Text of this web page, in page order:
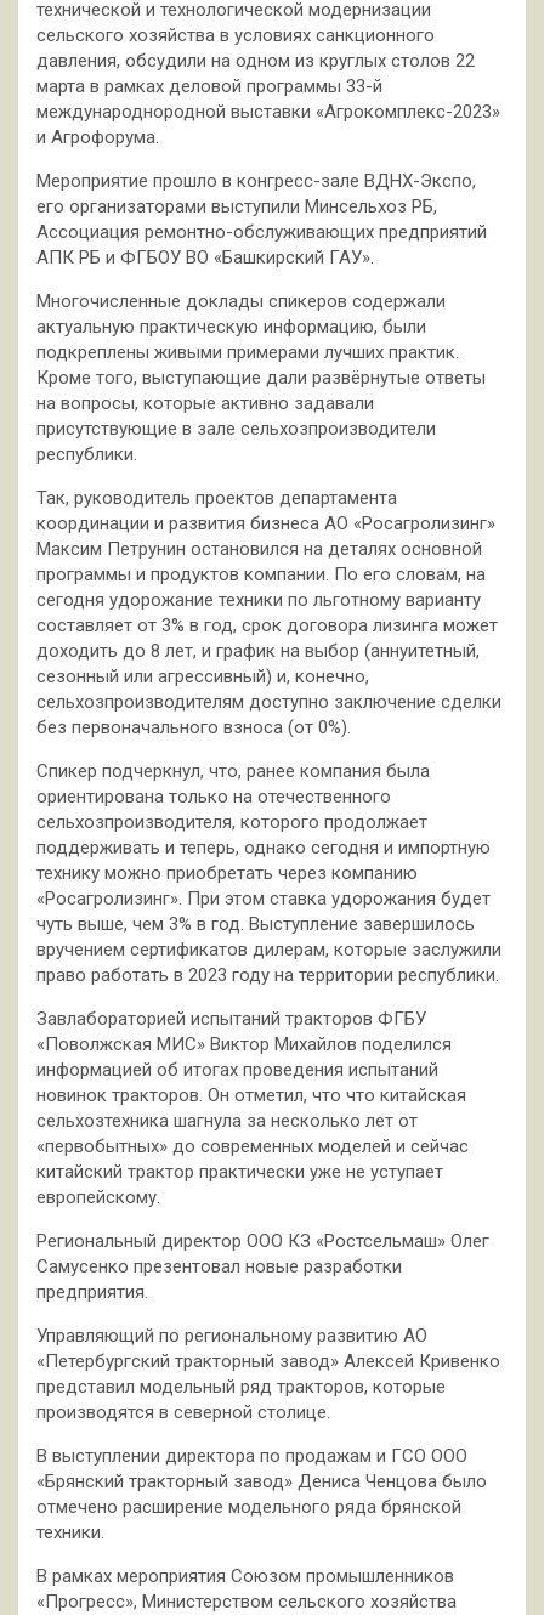
технической и технологической модернизации
сельского хозяйства в условиях санкционного
давления, обсудили на одном из круглых столов 22
марта в рамках деловой программы 33-й
международнородной выставки «Агрокомплекс-2023»
и Агрофорума.
Мероприятие прошло в конгресс-зале ВДНХ-Экспо,
его организаторами выступили Минсельхоз РБ,
Ассоциация ремонтно-обслуживающих предприятий
АПК РБ и ФГБОУ ВО «Башкирский ГАУ».
Многочисленные доклады спикеров содержали
актуальную практическую информацию, были
подкреплены живыми примерами лучших практик.
Кроме того, выступающие дали развёрнутые ответы
на вопросы, которые активно задавали
присутствующие в зале сельхозпроизводители
республики.
Так, руководитель проектов департамента
координации и развития бизнеса АО «Росагролизинг»
Максим Петрунин остановился на деталях основной
программы и продуктов компании. По его словам, на
сегодня удорожание техники по льготному варианту
составляет от 3% в год, срок договора лизинга может
доходить до 8 лет, и график на выбор (аннуитетный,
сезонный или агрессивный) и, конечно,
сельхозпроизводителям доступно заключение сделки
без первоначального взноса (от 0%).
Спикер подчеркнул, что, ранее компания была
ориентирована только на отечественного
сельхозпроизводителя, которого продолжает
поддерживать и теперь, однако сегодня и импортную
технику можно приобретать через компанию
«Росагролизинг». При этом ставка удорожания будет
чуть выше, чем 3% в год. Выступление завершилось
вручением сертификатов дилерам, которые заслужили
право работать в 2023 году на территории республики.
Завлабораторией испытаний тракторов ФГБУ
«Поволжская МИС» Виктор Михайлов поделился
информацией об итогах проведения испытаний
новинок тракторов. Он отметил, что что китайская
сельхозтехника шагнула за несколько лет от
«первобытных» до современных моделей и сейчас
китайский трактор практически уже не уступает
европейскому.
Региональный директор ООО КЗ «Ростсельмаш» Олег
Самусенко презентовал новые разработки
предприятия.
Управляющий по региональному развитию АО
«Петербургский тракторный завод» Алексей Кривенко
представил модельный ряд тракторов, которые
производятся в северной столице.
В выступлении директора по продажам и ГСО ООО
«Брянский тракторный завод» Дениса Ченцова было
отмечено расширение модельного ряда брянской
техники.
В рамках мероприятия Союзом промышленников
«Прогресс», Министерством сельского хозяйства